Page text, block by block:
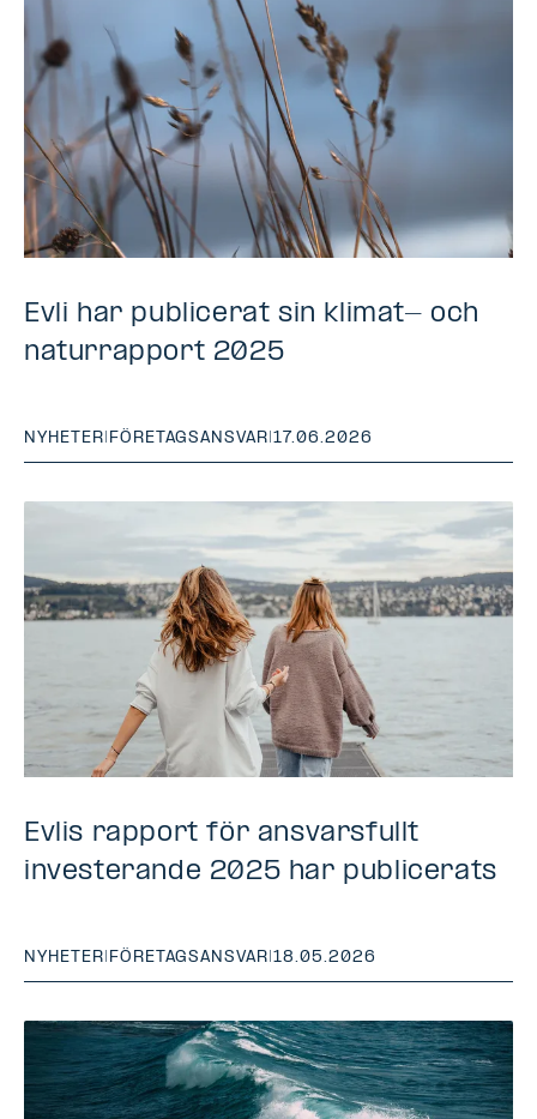
Evli har publicerat sin klimat- och
naturrapport 2025
NYHETER| FÖRETAGSANSVAR|17.06.2026
Evlis rapport för ansvarsfullt
investerande 2025 har publicerats
NYHETER FÖRETAGSANSVAR |18.05.2026